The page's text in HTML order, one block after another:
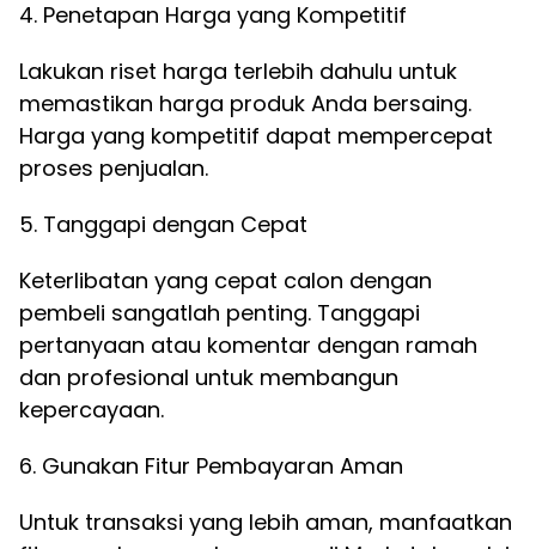
4. Penetapan Harga yang Kompetitif
Lakukan riset harga terlebih dahulu untuk
memastikan harga produk Anda bersaing.
Harga yang kompetitif dapat mempercepat
proses penjualan.
5. Tanggapi dengan Cepat
Keterlibatan yang cepat calon dengan
pembeli sangatlah penting. Tanggapi
pertanyaan atau komentar dengan ramah
dan profesional untuk membangun
kepercayaan.
6. Gunakan Fitur Pembayaran Aman
Untuk transaksi yang lebih aman, manfaatkan